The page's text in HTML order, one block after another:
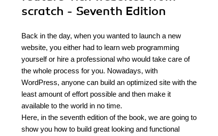
scratch - Seventh Edition
Back in the day, when you wanted to launch a new
website, you either had to learn web programming
yourself or hire a professional who would take care of
the whole process for you. Nowadays, with
WordPress, anyone can build an optimized site with the
least amount of effort possible and then make it
available to the world in no time.
Here, in the seventh edition of the book, we are going to
show you how to build great looking and functional